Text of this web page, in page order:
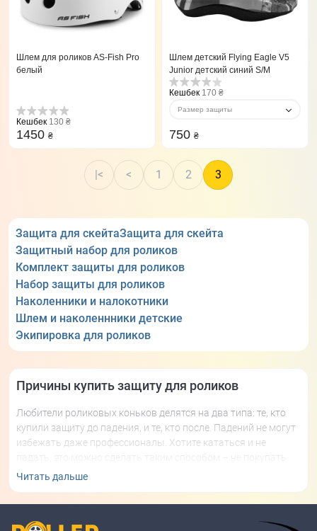
Шлем для роликов AS-Fish Pro
белый
Кешбек 130 ₴
1450 ₴
Шлем детский Flying Eagle V5
Junior детский синий S/M
Кешбек 170 ₴
Размер защиты
750 ₴
|< < 1 2 3
Защита для скейтаЗащита для скейта
Защитный набор для роликов
Комплект защиты для роликов
Набор защиты для роликов
Наколенники и налокотники
Шлем и наколеннники детские
Экипировка для роликов
Причины купить защиту для роликов
Любители роликовых коньков делятся на два типа: те, кто
купили защиту до падения, и те, кто после. Падений не могут
избежать даже профессионалы. Хотите кататься и не
ролики (не рекомендуется). Желаете получать удовольствие
уверенность в движении и сможет перебороть страх
Читать дальше